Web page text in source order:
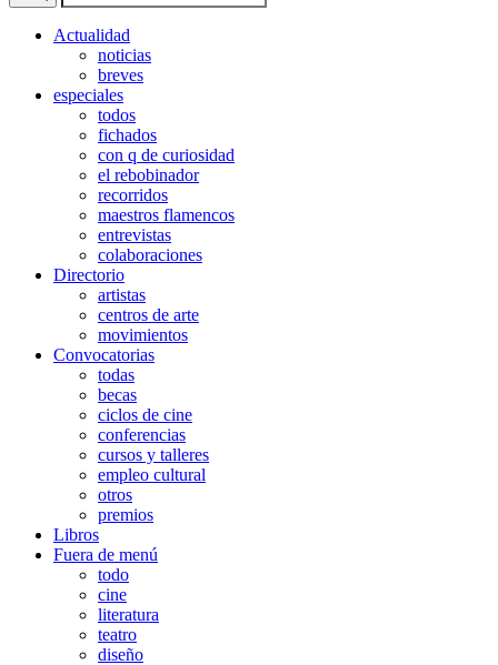
Actualidad
noticias
breves
especiales
todos
fichados
con q de curiosidad
el rebobinador
recorridos
maestros flamencos
entrevistas
colaboraciones
Directorio
artistas
centros de arte
movimientos
Convocatorias
todas
becas
ciclos de cine
conferencias
cursos y talleres
empleo cultural
otros
premios
Libros
Fuera de menú
todo
cine
literatura
teatro
diseño